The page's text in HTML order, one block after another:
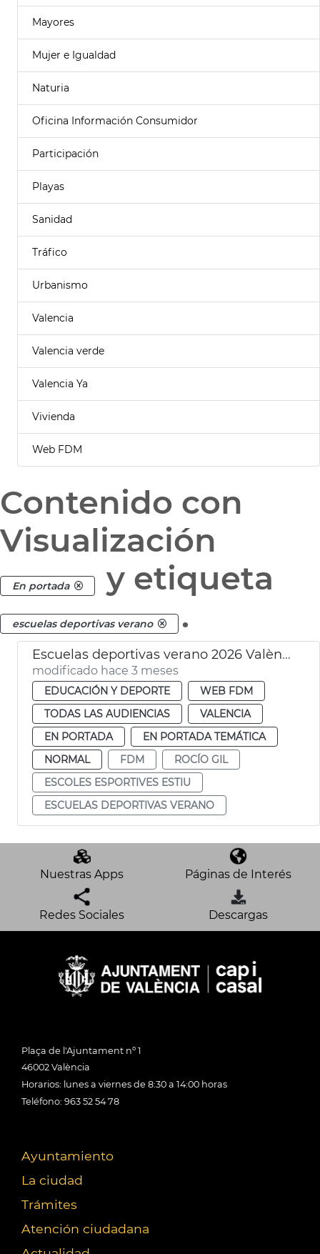
Mayores
Mujer e Igualdad
Naturia
Oficina Información Consumidor
Participación
Playas
Sanidad
Tráfico
Urbanismo
Valencia
Valencia verde
Valencia Ya
Vivienda
Web FDM
Contenido con
Visualización
En portada y etiqueta
escuelas deportivas verano .
Escuelas deportivas verano 2026 València FDM
modificado hace 3 meses
EDUCACIÓN Y DEPORTE
WEB FDM
TODAS LAS AUDIENCIAS
VALENCIA
EN PORTADA
EN PORTADA TEMÁTICA
NORMAL
FDM
ROCÍO GIL
ESCOLES ESPORTIVES ESTIU
ESCUELAS DEPORTIVAS VERANO
Nuestras Apps Páginas de Interés
Redes Sociales Descargas
Plaça de l'Ajuntament nº 1
46002 València
Horarios: lunes a viernes de 8:30 a 14:00 horas
Teléfono: 963 52 54 78
Ayuntamiento
La ciudad
Trámites
Atención ciudadana